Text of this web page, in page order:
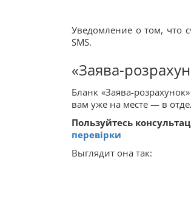
Уведомление о том, что
SMS.
«Заява-
Бланк «Заява-
вам уже на месте — в
Пользуйтесь
перевірки
Выглядит она так: